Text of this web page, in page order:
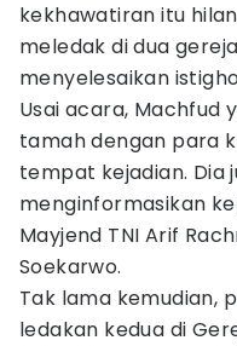
kekhawatiran itu
meledak di dua
menyelesaikan
Usai acara, Machfud
tamah dengan para
tempat kejadian. Dia
menginformasikan
Mayjend TNI Arif
Soekarwo.
Tak lama kemudian,
ledakan kedua di